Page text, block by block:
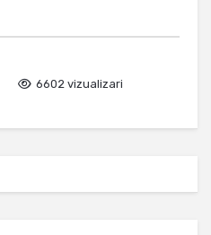
6602 vizualizari